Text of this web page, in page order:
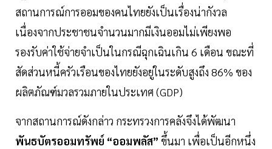
สถานการณ์การออมของคนไทยยังเป็นเรื่องน่ากังวล
เนื่องจากประชาชนจำนวนมากมีเงินออมไม่เพียงพอ
รองรับค่าใช้จ่ายจำเป็นในกรณีฉุกเฉินเกิน 6 เดือน ขณะที่
สัดส่วนหนี้ครัวเรือนของไทยยังอยู่ในระดับสูงถึง 86% ของ
ผลิตภัณฑ์มวลรวมภายในประเทศ (GDP)
จากสถานการณ์ดังกล่าว กระทรวงการคลังจึงได้พัฒนา
พันธบัตรออมทรัพย์ “ออมพลัส” ขึ้นมา เพื่อเป็นอีกหนึ่ง